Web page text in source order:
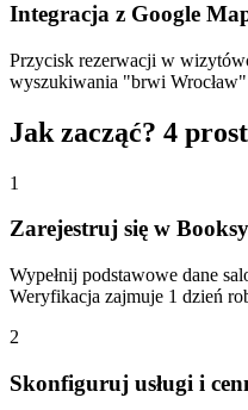
Integracja z Google
Przycisk rezerwacji w
wyszukiwania "brwi
Jak zacząć? 4
1
Zarejestruj się w Booksy
Wypełnij podstawowe dane
Weryfikacja zajmuje 1 dzień
2
Skonfiguruj usługi i